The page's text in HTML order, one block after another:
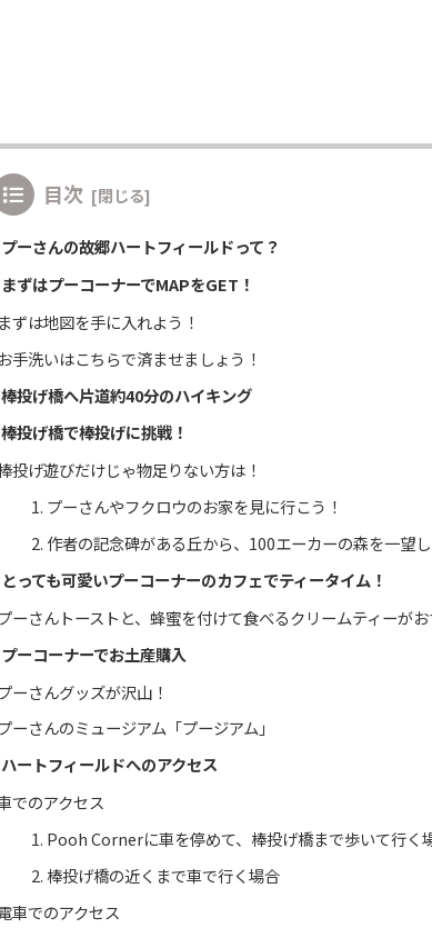
目次
プーさんの故郷ハートフィールドって？
まずはプーコーナーでMAPをGET！
まずは地図を手に入れよう！
お手洗いはこちらで済ませましょう！
棒投げ橋へ片道約40分のハイキング
棒投げ橋で棒投げに挑戦！
投げ遊びだけじゃ物足りない方は！
1. プーさんやフクロウのお家を見に行こう！
2. 作者の記念碑がある丘から、100エーカーの森を一望
とっても可愛いプーコーナーのカフェでティータイム！
ーさんトーストと、蜂蜜を付けて食べるクリームティーがお
プーコーナーでお土産購入
ーさんグッズが沢山！
ーさんのミュージアム「プージアム」
ハートフィールドへのアクセス
でのアクセス
1. Pooh Cornerに車を停めて、棒投げ橋まで歩いて行く
2. 棒投げ橋の近くまで車で行く場合
車でのアクセス